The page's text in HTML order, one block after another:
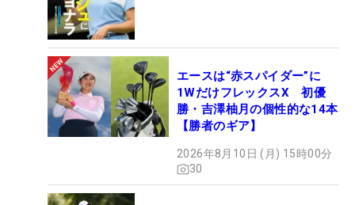
エースは“赤スパイダー”に
1WだけフレックスX 初優
勝・吉澤柚月の個性的な14本
【勝者のギア】
2026年8月10日 (月) 15時00分
30